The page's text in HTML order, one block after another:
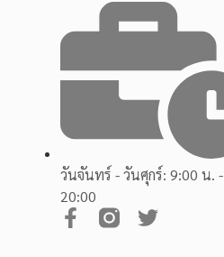
วันจันทร์ - วันศุกร์: 9:00 น. -
20:00